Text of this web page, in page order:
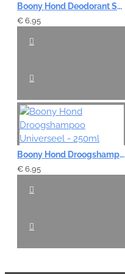
Boony Hond Deodorant Spray - 250ml
€ 6,95
Boony Hond Droogshampoo Universeel - 250ml
€ 6,95